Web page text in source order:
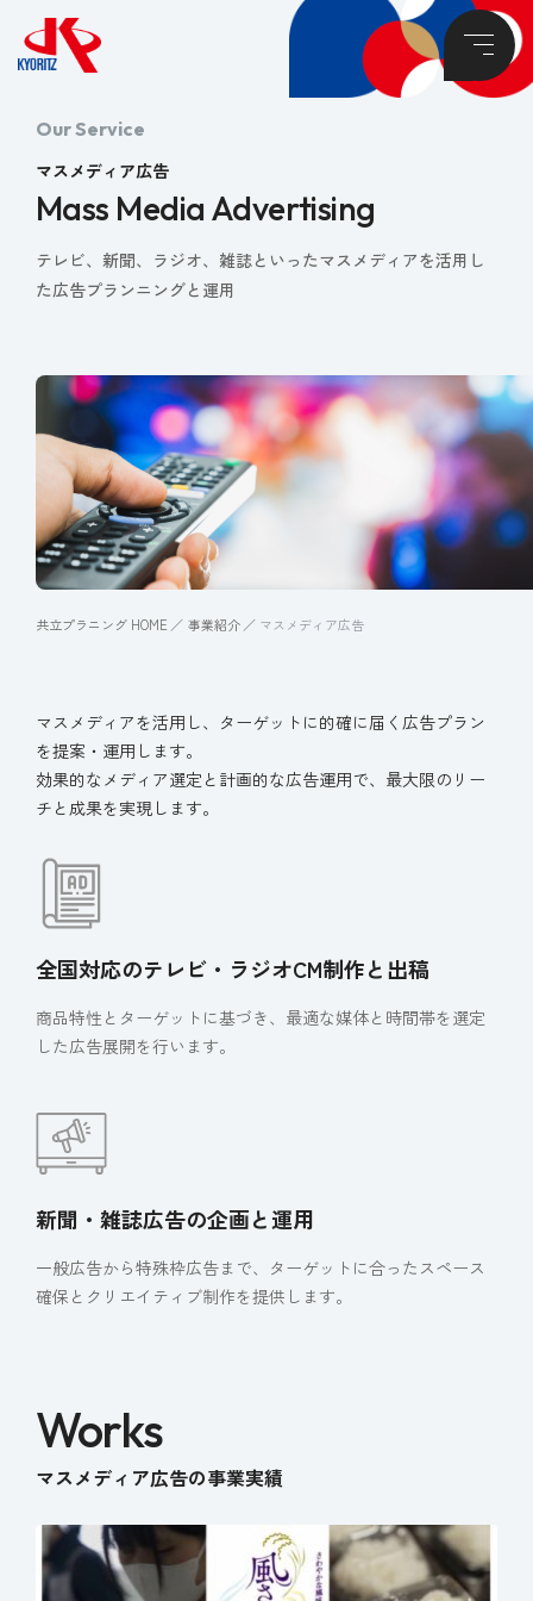
Our Service
マスメディア広告
Mass Media Advertising
テレビ、新聞、ラジオ、雑誌といったマスメディアを活用し
た広告プランニングと運用
共立プラニング HOME 事業紹介 マスメディア広告
マスメディアを活用し、ターゲットに的確に届く広告プラン
を提案・運用します。
効果的なメディア選定と計画的な広告運用で、最大限のリー
チと成果を実現します。
全国対応のテレビ・ラジオCM制作と出稿
商品特性とターゲットに基づき、最適な媒体と時間帯を選定
した広告展開を行います。
新聞・雑誌広告の企画と運用
一般広告から特殊枠広告まで、ターゲットに合ったスペース
確保とクリエイティブ制作を提供します。
Works
マスメディア広告の事業実績